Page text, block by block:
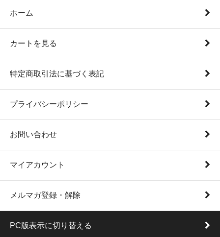
ホーム
カートを見る
特定商取引法に基づく表記
プライバシーポリシー
お問い合わせ
マイアカウント
メルマガ登録・解除
PC版表示に切り替える